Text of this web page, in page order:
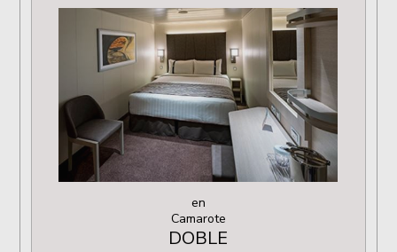
en
Camarote
DOBLE